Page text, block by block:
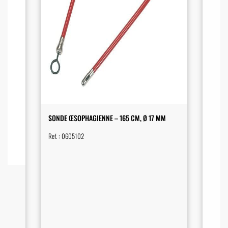
SONDE ŒSOPHAGIENNE – 165 CM, Ø 17 MM
Ref. : 0605102